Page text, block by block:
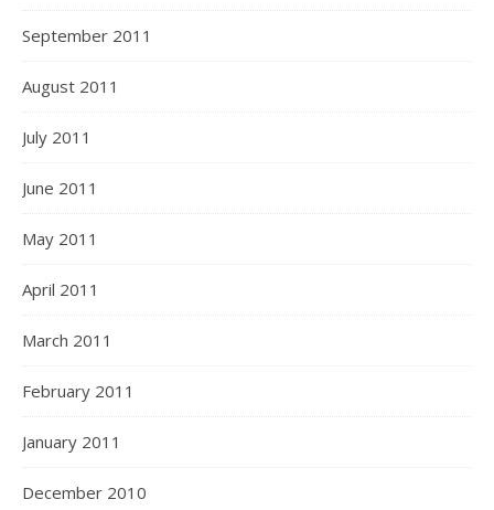
September 2011
August 2011
July 2011
June 2011
May 2011
April 2011
March 2011
February 2011
January 2011
December 2010